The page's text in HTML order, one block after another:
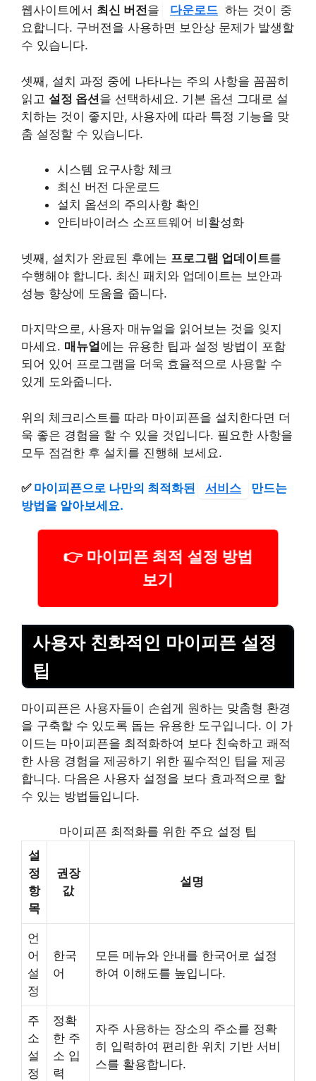
웹사이트에서 최신 버전을 다운로드 하는 것이 중
요합니다. 구버전을 사용하면 보안상 문제가 발생할
수 있습니다.
셋째, 설치 과정 중에 나타나는 주의 사항을 꼼꼼히
읽고 설정 옵션을 선택하세요. 기본 옵션 그대로 설
치하는 것이 좋지만, 사용자에 따라 특정 기능을 맞
춤 설정할 수 있습니다.
시스템 요구사항 체크
최신 버전 다운로드
설치 옵션의 주의사항 확인
안티바이러스 소프트웨어 비활성화
넷째, 설치가 완료된 후에는 프로그램 업데이트를
수행해야 합니다. 최신 패치와 업데이트는 보안과
성능 향상에 도움을 줍니다.
마지막으로, 사용자 매뉴얼을 읽어보는 것을 잊지
마세요. 매뉴얼에는 유용한 팁과 설정 방법이 포함
되어 있어 프로그램을 더욱 효율적으로 사용할 수
있게 도와줍니다.
위의 체크리스트를 따라 마이피픈을 설치한다면 더
욱 좋은 경험을 할 수 있을 것입니다. 필요한 사항을
모두 점검한 후 설치를 진행해 보세요.
✅ 마이피픈으로 나만의 최적화된 서비스
만드는
방법을 알아보세요.
👉 마이피픈 최적 설정 방법
보기
사용자 친화적인 마이피픈 설정
팁
마이피픈은 사용자들이 손쉽게 원하는 맞춤형 환경
을 구축할 수 있도록 돕는 유용한 도구입니다. 이 가
이드는 마이피픈을 최적화하여 보다 친숙하고 쾌적
한 사용 경험을 제공하기 위한 필수적인 팁을 제공
합니다. 다음은 사용자 설정을 보다 효과적으로 할
수 있는 방법들입니다.
마이피픈 최적화를 위한 주요 설정 팁
설
정
항
목
권장
값
설명
언
어
설
정
한국
어
모든 메뉴와 안내를 한국어로 설정
하여 이해도를 높입니다.
주
소
설
정
정확
한 주
소 입
력
자주 사용하는 장소의 주소를 정확
히 입력하여 편리한 위치 기반 서비
스를 활용합니다.